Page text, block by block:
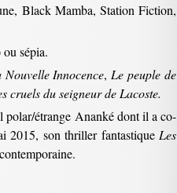
Black Mamba, Station Fiction,
sépia.
Nouvelle Innocence, Le peuple de
cruels du seigneur de Lacoste.
polar/étrange Ananké dont il a co-
2015, son thriller fantastique Les